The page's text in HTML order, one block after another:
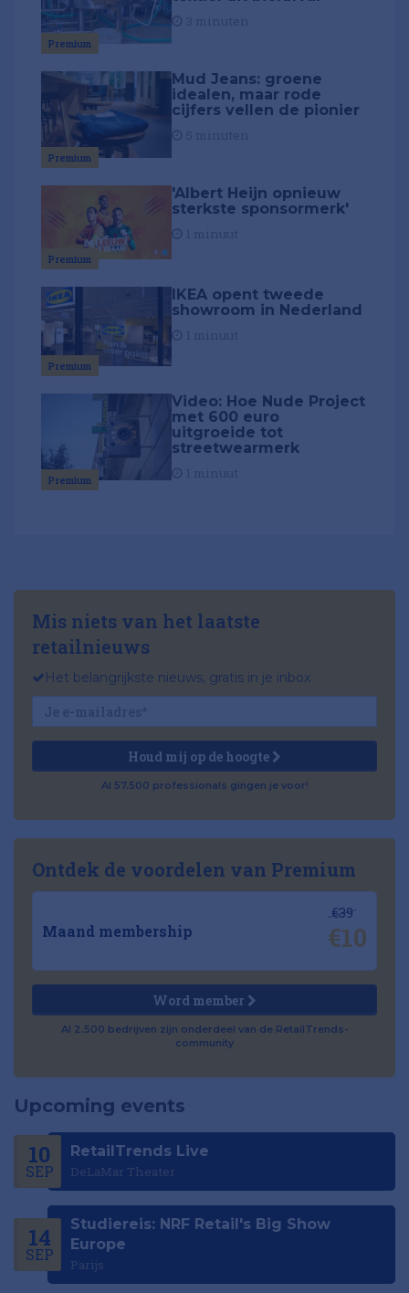
Premium
Premium
Mud Jeans: groene
idealen, maar rode
cijfers vellen de pionier
Premium
'Albert Heijn opnieuw
sterkste sponsormerk'
Premium
IKEA opent tweede
showroom in Nederland
Premium
Video: Hoe Nude Project
met 600 euro
uitgroeide tot
streetwearmerk
Mis niets van het laatste
retailnieuws
Het belangrijkste nieuws, gratis in je inbox
Houd mij op de hoogte
Al 57.500 professionals gingen je voor!
Ontdek de voordelen van Premium
Maand membership
€39
€10
Word member
Al 2.500 bedrijven zijn onderdeel van de RetailTrends-
community
Upcoming events
10
SEP
RetailTrends Live
DeLaMar Theater
14
SEP
Studiereis: NRF Retail's Big Show
Europe
Parijs